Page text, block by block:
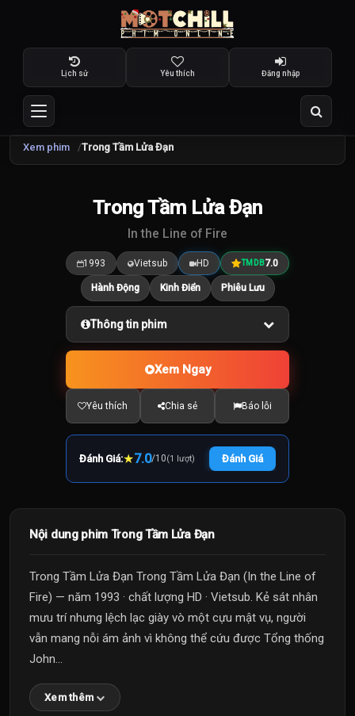
Lịch sử Yêu thích Đăng nhập
Xem phim Trong Tầm Lửa Đạn
7.0
Trong Tầm Lửa Đạn
In the Line of Fire
1993 Vietsub HD TMDB7.0
Hành Động Kinh Điển Phiêu Lưu
Thông tin phim
Xem Ngay
Yêu thích Chia sẻ Báo lỗi
Đánh Giá:★7.0/10(1 lượt) Đánh Giá
Nội dung phim Trong Tầm Lửa Đạn
Trong Tầm Lửa Đạn Trong Tầm Lửa Đạn (In the Line of
Fire) — năm 1993 · chất lượng HD · Vietsub. Kẻ sát nhân
mưu trí nhưng lệch lạc giày vò một cựu mật vụ, người
vẫn mang nỗi ám ảnh vì không thể cứu được Tổng thống
John...
Xem thêm